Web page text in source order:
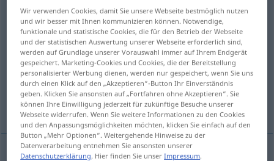
giacenza [ʤaˈʧɛntsa] f
Übersicht aller Übersetzungen
(Für mehr Details die Übersetzung anklicken/antippen)
Lagern Lagerzeit WarenBestand
lagernde Post
Wir verwenden Cookies, damit Sie unsere Webseite bestmöglich nutzen
und wir besser mit Ihnen kommunizieren können. Notwendige,
funktionale und statistische Cookies, die für den Betrieb der Webseite
und der statistischen Auswertung unserer Webseite erforderlich sind,
werden auf Grundlage unserer Vorauswahl immer auf Ihrem Endgerät
gespeichert. Marketing-Cookies und Cookies, die der Bereitstellung
personalisierter Werbung dienen, werden nur gespeichert, wenn Sie uns
durch einen Klick auf den „Akzeptieren“-Button Ihr Einverständnis
geben. Klicken Sie ansonsten auf „Fortfahren ohne Akzeptieren“. Sie
können Ihre Einwilligung jederzeit für zukünftige Besuche unserer
Webseite widerrufen. Wenn Sie weitere Informationen zu den Cookies
und den Anpassungsmöglichkeiten möchten, klicken Sie einfach auf den
Button „Mehr Optionen“. Weitergehende Hinweise zu der
Datenverarbeitung entnehmen Sie ansonsten unserer
Datenschutzerklärung. Hier finden Sie unserImpressum.